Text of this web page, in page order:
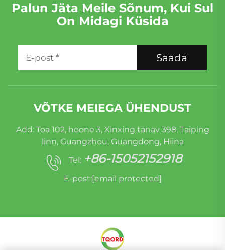
Palun Jäta Meile Sõnum, Kui Sul
On Midagi Küsida
Saada
VÕTKE MEIEGA ÜHENDUST
Add: Toa 102, hoone 3, Xinxing tänav 398, Taiping
linn, Guangzhou, Guangdong, Hiina
Tel: +86-15052152918
E-post:[email protected]